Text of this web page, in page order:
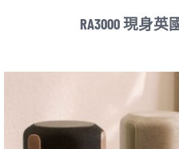
最新資訊
RA3000 現身